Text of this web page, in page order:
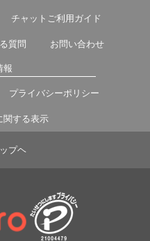
チャットご利用ガイド
質問 お問い合わせ
報
プライバシーポリシー
関する表示
プヘ